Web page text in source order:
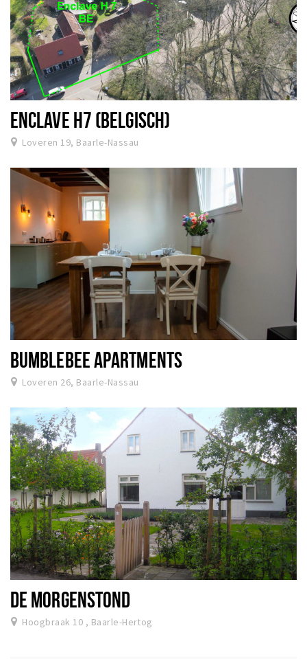
ENCLAVE H7 (BELGISCH)
Loveren 19, Baarle-Nassau
BUMBLEBEE APARTMENTS
Loveren 26, Baarle-Nassau
DE MORGENSTOND
Hoogbraak 10 , Baarle-Hertog